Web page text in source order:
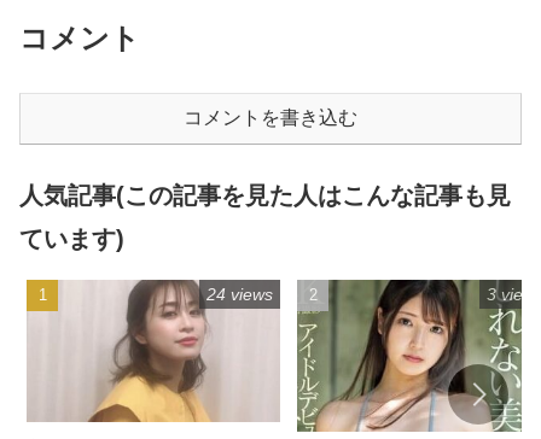
コメント
コメントを書き込む
人気記事(この記事を見た人はこんな記事も見
ています)
24 views 3